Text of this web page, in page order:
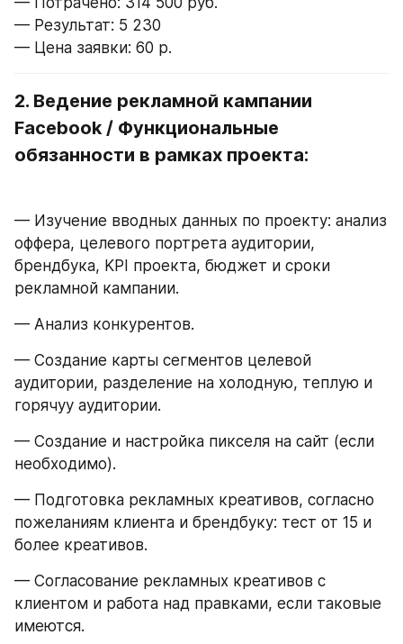
— Результат: 5 230
— Цена заявки: 60 р.
2. Ведение рекламной кампании
Facebook / Функциональные
обязанности в рамках проекта:
— Изучение вводных данных по проекту: анализ
оффера, целевого портрета аудитории,
брендбука, KPI проекта, бюджет и сроки
рекламной кампании.
— Анализ конкурентов.
— Создание карты сегментов целевой
аудитории, разделение на холодную, теплую и
горячуу аудитории.
— Создание и настройка пикселя на сайт (если
необходимо).
— Подготовка рекламных креативов, согласно
пожеланиям клиента и брендбуку: тест от 15 и
более креативов.
— Согласование рекламных креативов с
клиентом и работа над правками, если таковые
имеются.